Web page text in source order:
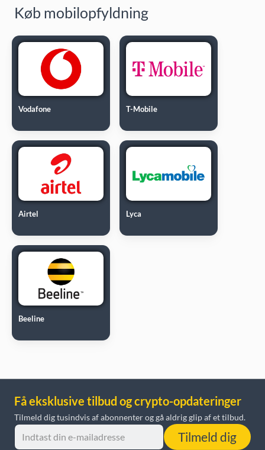
Køb mobilopfyldning
Vodafone T-Mobile
Airtel Lyca
Beeline
Få eksklusive tilbud og crypto-opdateringer
Tilmeld dig tusindvis af abonnenter og gå aldrig glip af et tilbud.
Tilmeld dig